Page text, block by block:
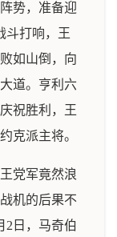
势，准备迎
斗打响，王
如山倒，向
道。亨利六
祝胜利，王
克派主将。
党军竟然浪
机的后果不
2日，马奇伯